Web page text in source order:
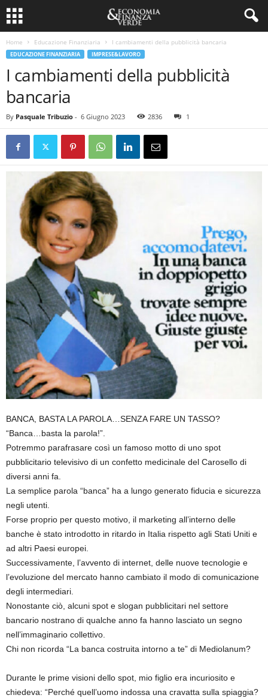
Home Educazione Finanziaria I cambiamenti della pubblicità bancaria
EDUCAZIONE FINANZIARIA IMPRESE&LAVORO
I cambiamenti della pubblicità
bancaria
By Pasquale Tribuzio - 6 Giugno 2023 2836 1
BANCA, BASTA LA PAROLA…SENZA FARE UN TASSO?
“Banca…basta la parola!”.
Potremmo parafrasare così un famoso motto di uno spot
pubblicitario televisivo di un confetto medicinale del Carosello di
diversi anni fa.
La semplice parola “banca” ha a lungo generato fiducia e sicurezza
negli utenti.
Forse proprio per questo motivo, il marketing all’interno delle
banche è stato introdotto in ritardo in Italia rispetto agli Stati Uniti e
ad altri Paesi europei.
Successivamente, l’avvento di internet, delle nuove tecnologie e
l’evoluzione del mercato hanno cambiato il modo di comunicazione
degli intermediari.
Nonostante ciò, alcuni spot e slogan pubblicitari nel settore
bancario nostrano di qualche anno fa hanno lasciato un segno
nell’immaginario collettivo.
Chi non ricorda “La banca costruita intorno a te” di Mediolanum?
Durante le prime visioni dello spot, mio figlio era incuriosito e
chiedeva: “Perché quell’uomo indossa una cravatta sulla spiaggia?